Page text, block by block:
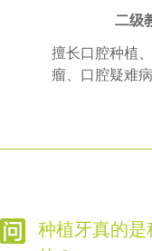
二级
擅长口腔种植
瘤、口腔疑难
种植牙真的是